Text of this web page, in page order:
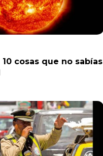
cosas que no sabías